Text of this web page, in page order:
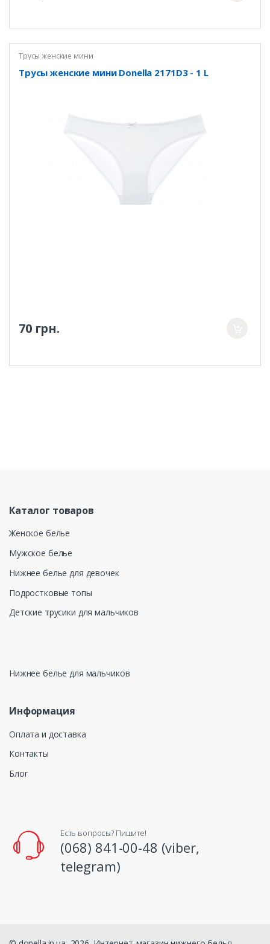
Трусы женские мини
Трусы женские мини Donella 2171D3 - 1 L
70 грн.
Каталог товаров
Женское белье
Мужское белье
Нижнее белье для девочек
Подростковые топы
Детские трусики для мальчиков
Нижнее белье для мальчиков
Информация
Оплата и доставка
Контакты
Блог
Есть вопросы? Пишите!
(068) 841-00-48 (viber,
telegram)